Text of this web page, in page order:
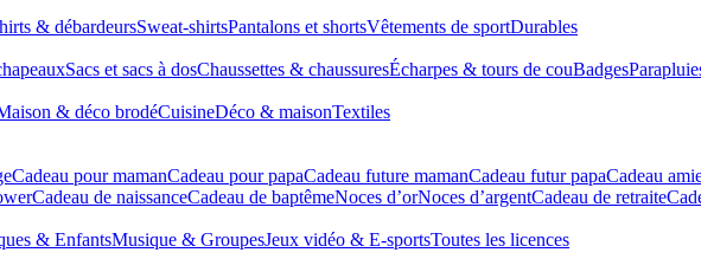
& débardeursSweat-shirtsPantalons et shortsVêtements de sportDurables
Sacs et sacs à dosChaussettes & chaussuresÉcharpes & tours de couBadges
& déco brodéCuisineDéco & maisonTextiles
Cadeau pour mamanCadeau pour papaCadeau future mamanCadeau futur papaCadeau
Cadeau de naissanceCadeau de baptêmeNoces d’orNoces d’argentCadeau de retraite
& EnfantsMusique & GroupesJeux vidéo & E-sportsToutes les licences